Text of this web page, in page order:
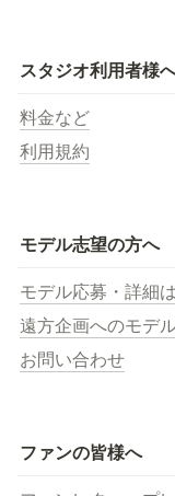
スタジオ利用者様
料金など
利用規約
モデル志望の方へ
モデル応募・詳細
遠方企画へのモデ
お問い合わせ
ファンの皆様へ